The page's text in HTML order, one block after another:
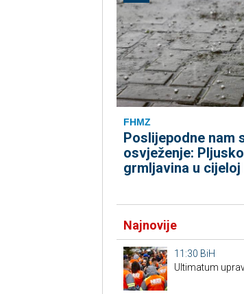
FHMZ
Poslijepodne nam
osvježenje:
grmljavina u cijeloj
Najnovije
11:30 BiH
Ultimatum